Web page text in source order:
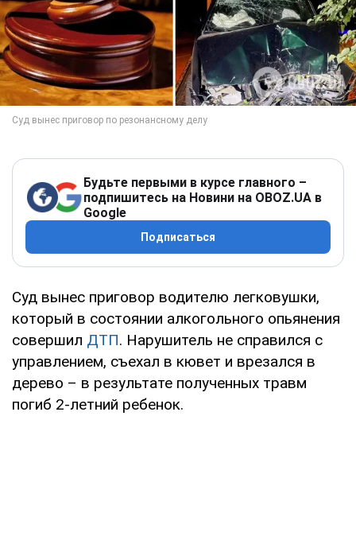
Будьте первыми в курсе главного –
подпишитесь на Новини на OBOZ.UA в
Google
Подписаться
Суд вынес приговор водителю легковушки,
который в состоянии алкогольного опьянения
совершил ДТП. Нарушитель не справился с
управлением, съехал в кювет и врезался в
дерево – в результате полученных травм
погиб 2-летний ребенок.